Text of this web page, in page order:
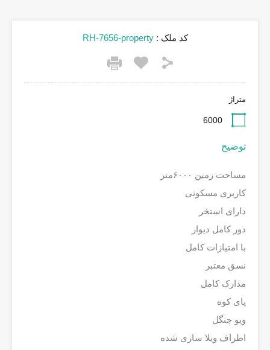
کد ملک : RH-7656-property
متراژ
6000
توضیح
مساحت زمین ۶۰۰۰متر
کاربری مسکونی
دارای استخر
دور کامل دیوار
با امتیازات کامل
نسق معتبر
مدارک کامل
پای کوه
ویو جنگل
اطراف ویلا سازی شده